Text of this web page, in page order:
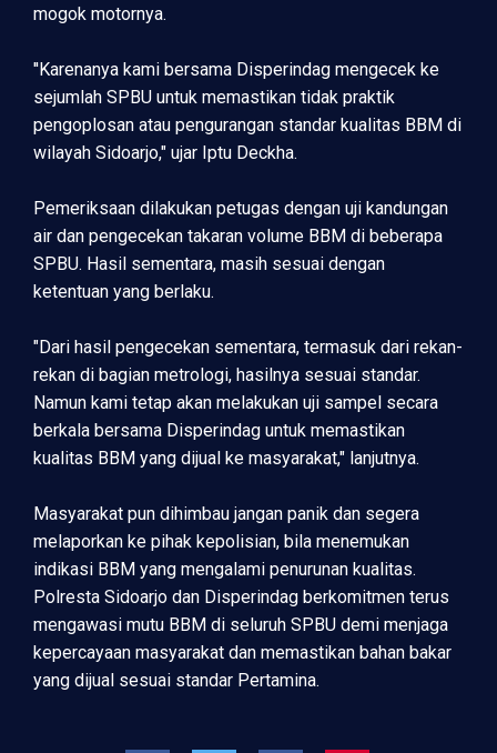
mogok motornya.
''Karenanya kami bersama Disperindag mengecek ke
sejumlah SPBU untuk memastikan tidak praktik
pengoplosan atau pengurangan standar kualitas BBM di
wilayah Sidoarjo," ujar Iptu Deckha.
Pemeriksaan dilakukan petugas dengan uji kandungan
air dan pengecekan takaran volume BBM di beberapa
SPBU. Hasil sementara, masih sesuai dengan
ketentuan yang berlaku.
"Dari hasil pengecekan sementara, termasuk dari rekan-
rekan di bagian metrologi, hasilnya sesuai standar.
Namun kami tetap akan melakukan uji sampel secara
berkala bersama Disperindag untuk memastikan
kualitas BBM yang dijual ke masyarakat," lanjutnya.
Masyarakat pun dihimbau jangan panik dan segera
melaporkan ke pihak kepolisian, bila menemukan
indikasi BBM yang mengalami penurunan kualitas.
Polresta Sidoarjo dan Disperindag berkomitmen terus
mengawasi mutu BBM di seluruh SPBU demi menjaga
kepercayaan masyarakat dan memastikan bahan bakar
yang dijual sesuai standar Pertamina.